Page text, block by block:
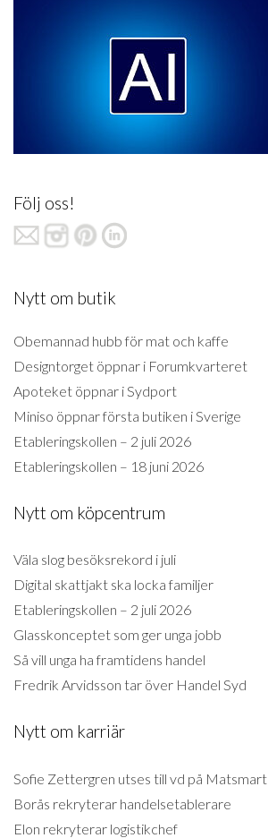
Följ oss!
Nytt om butik
Obemannad hubb för mat och kaffe
Designtorget öppnar i Forumkvarteret
Apoteket öppnar i Sydport
Miniso öppnar första butiken i Sverige
Etableringskollen – 2 juli 2026
Etableringskollen – 18 juni 2026
Nytt om köpcentrum
Väla slog besöksrekord i juli
Digital skattjakt ska locka familjer
Etableringskollen – 2 juli 2026
Glasskonceptet som ger unga jobb
Så vill unga ha framtidens handel
Fredrik Arvidsson tar över Handel Syd
Nytt om karriär
Sofie Zettergren utses till vd på Matsmart
Borås rekryterar handelsetablerare
Elon rekryterar logistikchef